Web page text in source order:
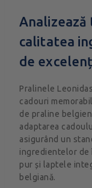
Analizează
calitatea
de
Pralinele
cadouri
de praline
adaptarea
asigurând un
ingredientelor de
pur și laptele
belgiană.